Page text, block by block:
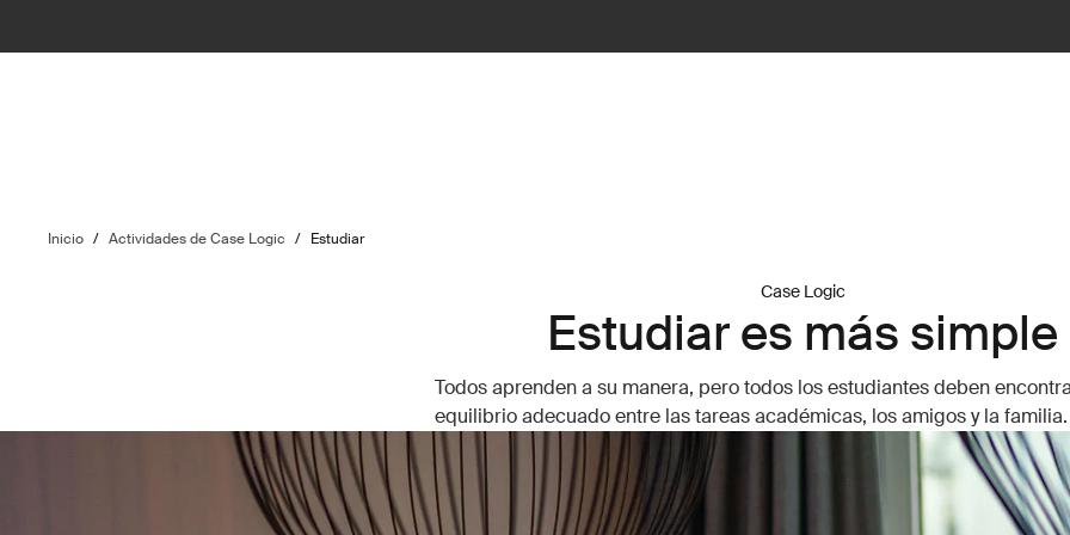
Inicio / Actividades de Case Logic / Estudiar
Case Logic
Estudiar es más simple
Todos aprenden a su manera, pero todos los estudiantes deben
equilibrio adecuado entre las tareas académicas, los amigos y la familia.